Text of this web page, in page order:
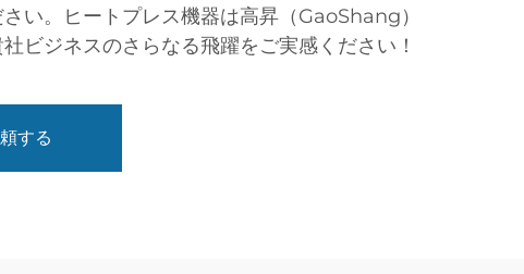
い。ヒートプレス機器は高昇（GaoShang）
ビジネスのさらなる飛躍をご実感ください！
する